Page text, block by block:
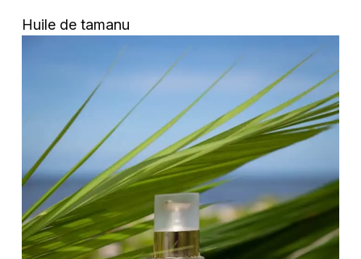
Huile de tamanu